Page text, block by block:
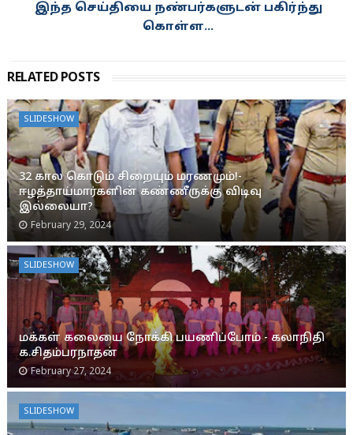
இந்த செய்தியை நண்பர்களுடன் பகிர்ந்து
கொள்ள...
RELATED POSTS
SLIDESHOW
32 கால கொடும் சிறையும் மரணமும்!-
ஈழத்தாய்மார்களின் கண்ணீருக்கு விடிவு
இல்லையா?
February 29, 2024
SLIDESHOW
மக்கள் கலையை நோக்கி பயணிப்போம் - கலாநிதி
க.சிதம்பரநாதன்
February 27, 2024
SLIDESHOW